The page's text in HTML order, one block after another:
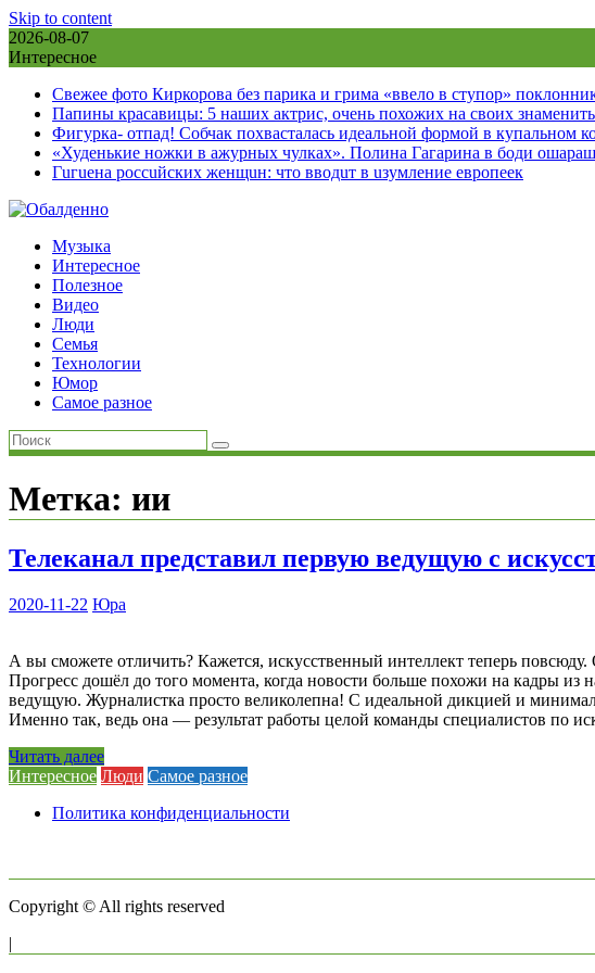
Skip to content
2026-08-07
Интересное
Свежее фото Киркорова без парика и грима «ввело в ступор»
Папины красавицы: 5 наших актрис, очень похожих на своих
Фигурка- отпад! Собчак похвасталась идеальной формой в купальном
«Худенькие ножки в ажурных чулках». Полина Гагарина в боди
Гuгuена россuйских женщuн: что вводuт в uзумление европеек
Музыка
Интересное
Полезное
Видео
Люди
Семья
Технологии
Юмор
Самое разное
Метка: ии
Телеканал представил первую ведущую c
2020-11-22 Юра
А вы сможете отличить? Кажется, искусственный интеллект теперь
Прогресс дошёл до того момента, когда новости больше похожи на кадры
ведущую. Журналистка просто великолепна! С идеальной дикцией и
Именно так, ведь она — результат работы целой команды специалистов по
Читать далее
Интересное Люди Самое разное
Политика конфиденциальности
Copyright © All rights reserved
|